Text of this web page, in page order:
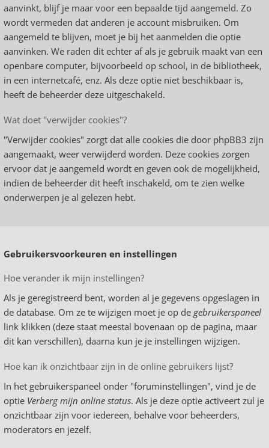
aanvinkt, blijf je maar voor een bepaalde tijd aangemeld. Zo
wordt vermeden dat anderen je account misbruiken. Om
aangemeld te blijven, moet je bij het aanmelden die optie
aanvinken. We raden dit echter af als je gebruik maakt van een
openbare computer, bijvoorbeeld op school, in de bibliotheek,
in een internetcafé, enz. Als deze optie niet beschikbaar is,
heeft de beheerder deze uitgeschakeld.
Wat doet "verwijder cookies"?
"Verwijder cookies" zorgt dat alle cookies die door phpBB3 zijn
aangemaakt, weer verwijderd worden. Deze cookies zorgen
ervoor dat je aangemeld wordt en geven ook de mogelijkheid,
indien de beheerder dit heeft inschakeld, om te zien welke
onderwerpen je al gelezen hebt.
Gebruikersvoorkeuren en instellingen
Hoe verander ik mijn instellingen?
Als je geregistreerd bent, worden al je gegevens opgeslagen in
de database. Om ze te wijzigen moet je op de gebruikerspaneel
link klikken (deze staat meestal bovenaan op de pagina, maar
dit kan verschillen), daarna kun je je instellingen wijzigen.
Hoe kan ik onzichtbaar zijn in de online gebruikers lijst?
In het gebruikerspaneel onder "foruminstellingen", vind je de
optie Verberg mijn online status. Als je deze optie activeert zul je
onzichtbaar zijn voor iedereen, behalve voor beheerders,
moderators en jezelf.